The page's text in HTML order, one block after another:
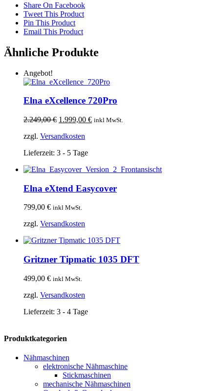
Share On Facebook
Tweet This Product
Pin This Product
Email This Product
Ähnliche Produkte
Angebot!
Elna eXcellence 720Pro
2.249,00€ Ursprünglicher
war:
1.999,00 €Aktueller
inkl MwSt.
zzgl. Versandkosten
Lieferzeit: 3 - 5 Tage
Elna eXtend Easycover
799,00 € inkl MwSt.
zzgl. Versandkosten
Gritzner Tipmatic 1035 DFT
499,00 € inkl MwSt.
zzgl. Versandkosten
Lieferzeit: 3 - 4 Tage
Produktkategorien
Nähmaschinen
elektronische Nähmaschine
Stickmaschinen
mechanische Nähmaschinen